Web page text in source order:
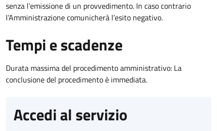
senza l’emissione di un provvedimento. In caso contrario
l’Amministrazione comunicherà l’esito negativo.
Tempi e scadenze
Durata massima del procedimento amministrativo: La
conclusione del procedimento è immediata.
Accedi al servizio